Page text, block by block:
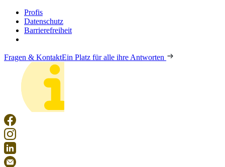
Profis
Datenschutz
Barrierefreiheit
Fragen & KontaktEin Platz für alle ihre Antworten